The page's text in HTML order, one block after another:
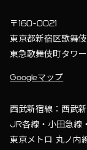
〒160-0021
東京都新宿区歌舞
東急歌舞伎町タワ
Googleマップ
西武新宿線：西武
JR各線・⼩⽥急
東京メトロ 丸ノ内